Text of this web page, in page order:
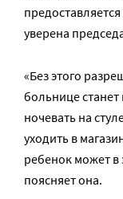
уверена
«Без этого
больнице
ночевать на
уходить в
ребенок может в
поясняет она.